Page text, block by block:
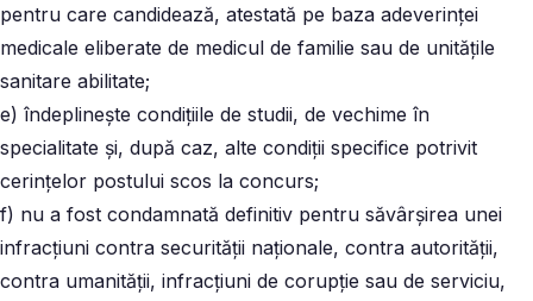
pentru care candidează, atestată pe baza adeverinţei
medicale eliberate de medicul de familie sau de unităţile
sanitare abilitate;
e) îndeplineşte condiţiile de studii, de vechime în
specialitate şi, după caz, alte condiţii specifice potrivit
cerinţelor postului scos la concurs;
f) nu a fost condamnată definitiv pentru săvârşirea unei
infracţiuni contra securităţii naţionale, contra autorităţii,
contra umanităţii, infracţiuni de corupţie sau de serviciu,